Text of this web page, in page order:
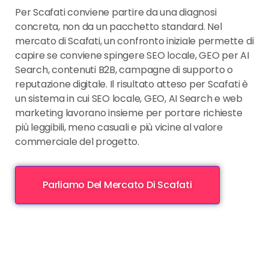
Per Scafati conviene partire da una diagnosi
concreta, non da un pacchetto standard. Nel
mercato di Scafati, un confronto iniziale permette di
capire se conviene spingere SEO locale, GEO per AI
Search, contenuti B2B, campagne di supporto o
reputazione digitale. Il risultato atteso per Scafati è
un sistema in cui SEO locale, GEO, AI Search e web
marketing lavorano insieme per portare richieste
più leggibili, meno casuali e più vicine al valore
commerciale del progetto.
Parliamo Del Mercato Di Scafati